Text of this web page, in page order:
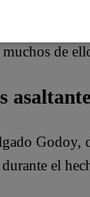
de
el